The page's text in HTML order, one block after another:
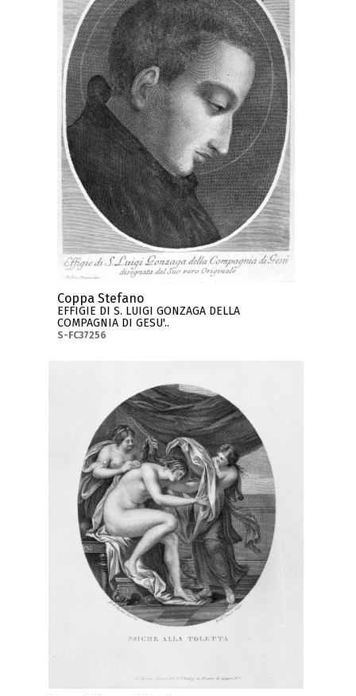
Coppa Stefano
EFFIGIE DI S. LUIGI GONZAGA DELLA
COMPAGNIA DI GESU'..
S-FC37256